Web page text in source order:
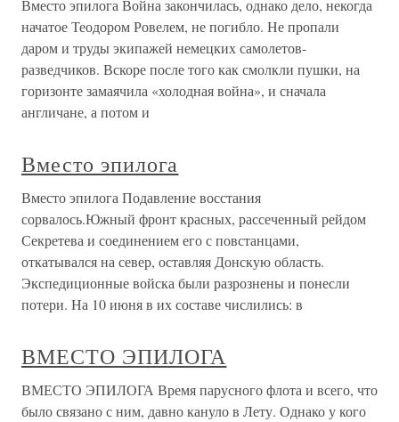
Вместо эпилога Война закончилась, однако дело, некогда
начатое Теодором Ровелем, не погибло. Не пропали
даром и труды экипажей немецких самолетов-
разведчиков. Вскоре после того как смолкли пушки, на
горизонте замаячила «холодная война», и сначала
англичане, а потом и
Вместо эпилога
Вместо эпилога Подавление восстания
сорвалось.Южный фронт красных, рассеченный рейдом
Секретева и соединением его с повстанцами,
откатывался на север, оставляя Донскую область.
Экспедиционные войска были разрознены и понесли
потери. На 10 июня в их составе числились: в
ВМЕСТО ЭПИЛОГА
ВМЕСТО ЭПИЛОГА Время парусного флота и всего, что
было связано с ним, давно кануло в Лету. Однако у кого